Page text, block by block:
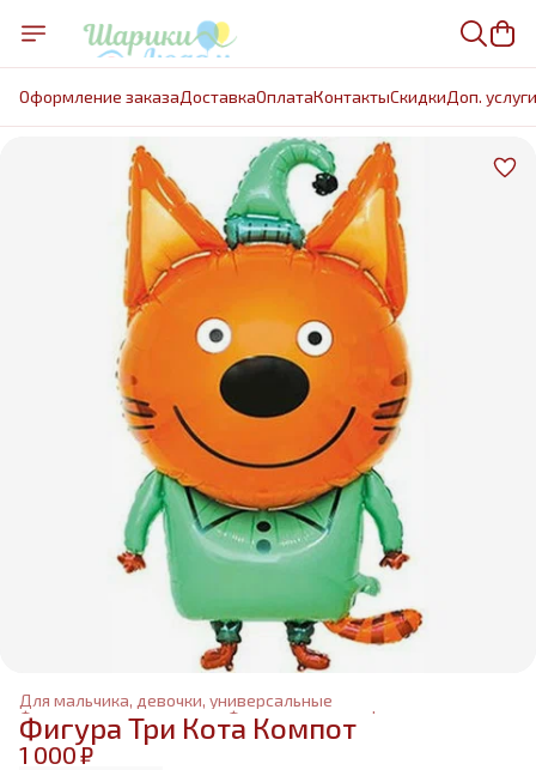
Оформление заказаДоставкаОплатаКонтактыCкидкиДоп. услуги
Для мальчика, девочки, универсальные
Фольгированные фигуры
Фольгированные шары
Главная
Фигура Три Кота Компот
1 000 ₽